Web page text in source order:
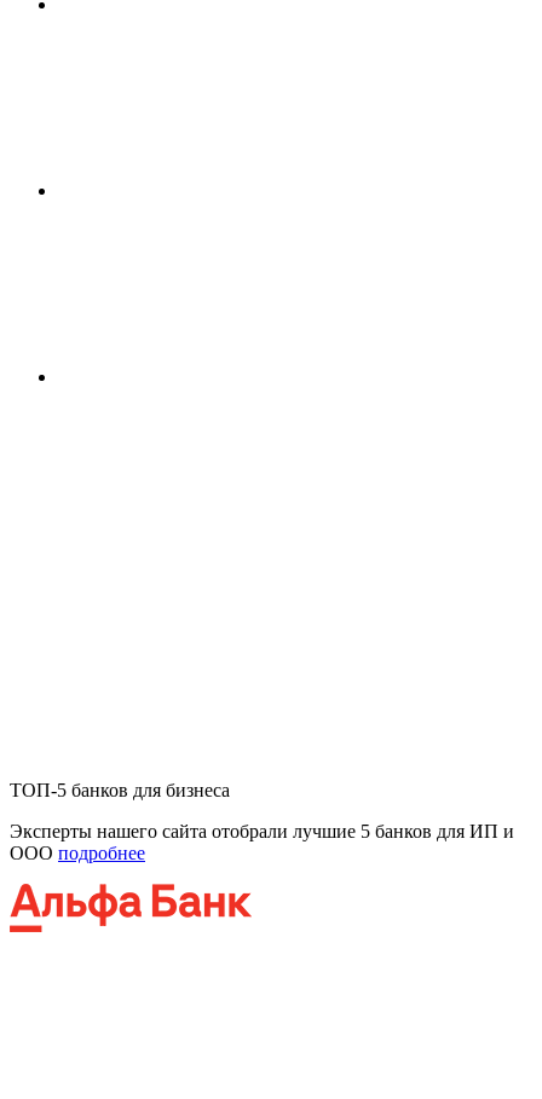
ТОП-5 банков для бизнеса
Эксперты нашего сайта отобрали лучшие 5 банков для ИП и
ООО подробнее